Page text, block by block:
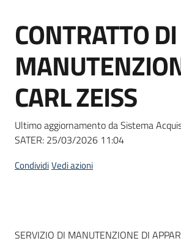
Bandi
strumenti
acquisto
Supporto
Salta al contenuto
CONTRATTO DI
CARL ZEISS
Ultimo aggiornamento da Sistema
SATER: 25/03/2026 11:04
CondividiVedi azioni
Dati del bando
SERVIZIO DI MANUTENZIONE DI